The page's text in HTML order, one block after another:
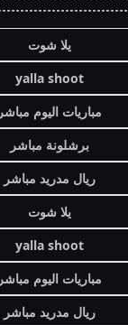
يلا شوت
yalla shoot
مباريات اليوم مباشر
برشلونة مباشر
ريال مدريد مباشر
يلا شوت
yalla shoot
مباريات اليوم مباشر
ريال مدريد مباشر